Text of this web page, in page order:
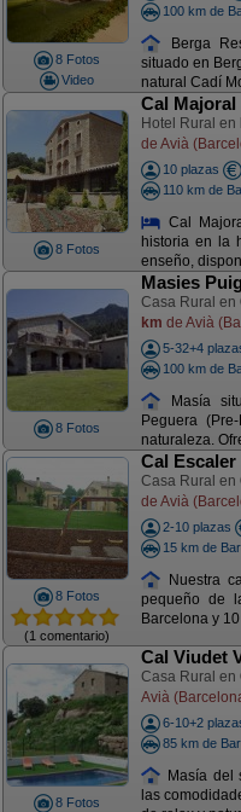
8 Fotos
Video
100 km de
Berga
situado en
natural Cadí
8 Fotos
Cal Majoral
Hotel Rural en
de Avià
10 plazas
110 km de
Cal
historia en la
enseño,
8 Fotos
Masies
Casa Rural en
km de Avià
5-32+4
100 km de
Masía
Peguera
naturaleza.
8 Fotos
(1 comentario)
Cal Escaler
Casa Rural en
de Avià
2-10 plazas
15 km de
Nuestra
pequeño de
Barcelona y
8 Fotos
Cal Viudet
Casa Rural en
Avià
6-10+2
85 km de
Masía del
las